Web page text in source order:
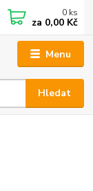
Menu
Hledat
0 ks
za 0,00 Kč